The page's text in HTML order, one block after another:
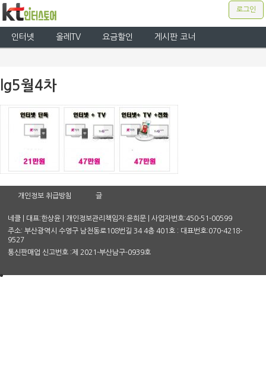
로그인
인터넷 올레TV 요금할인 게시판 코너
lg5월4차
개인정보 취급방침 글
네클 | 대표:한상윤 | 개인정보관리책임자:윤희문 | 사업자번호:450-51-00599
주소: 부산광역시 수영구 남천동로108번길 34 4층 401호 : 대표번호:070-4218-
9527
통신판매업 신고번호 :제 2021-부산남구-0939호